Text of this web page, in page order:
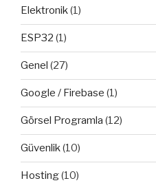
Elektronik(1)
ESP32 (1)
Genel (27)
Google / Firebase (1)
Görsel Programla (12)
Güvenlik(10)
Hosting(10)